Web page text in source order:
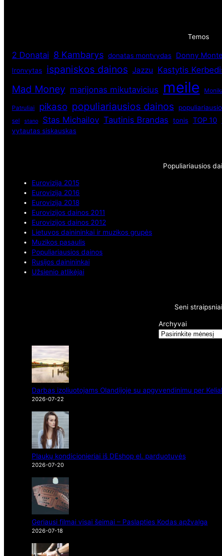
Temos
2 Donatai 8 Kambarys donatas montvydas Donny
Ironvytas ispaniskos dainos Jazzu Kastytis
Mad Money marijonas mikutavicius meile
Patruliai pikaso populiariausios dainos
sel stano Stas Michailov Tautinis Brandas tonis TOP 10
vytautas siskauskas
Populiariausios
Eurovizija 2015
Eurovizija 2016
Eurovizija 2018
Eurovizijos dainos 2011
Eurovizijos dainos 2012
Lietuvos dainininkai ir muzikos grupės
Muzikos pasaulis
Populiariausios dainos
Rusijos dainininkai
Užsienio atlikėjai
Seni straipsniai
Archyvai
Darbas izoliuotojams Olandijoje su apgyvendinimu per
2026-07-22
Plaukų kondicionieriai iš DEshop el. parduotuvės
2026-07-20
Geriausi filmai visai šeimai – Paslapties Kodas apžvalga
2026-07-18